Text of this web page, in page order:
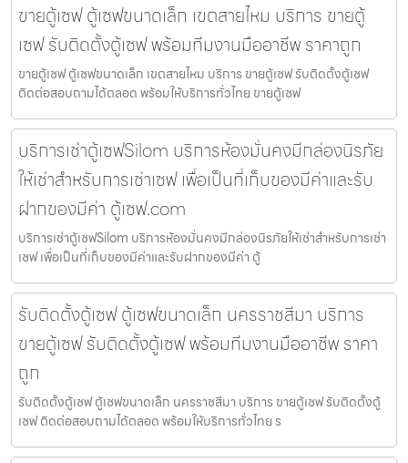
ขายตู้เซฟ ตู้เซฟขนาดเล็ก เขตสายไหม บริการ ขายตู้
เซฟ รับติดตั้งตู้เซฟ พร้อมทีมงานมืออาชีพ ราคาถูก
ขายตู้เซฟ ตู้เซฟขนาดเล็ก เขตสายไหม บริการ ขายตู้เซฟ รับติดตั้งตู้เซฟ
ติดต่อสอบถามได้ตลอด พร้อมให้บริการทั่วไทย ขายตู้เซฟ
บริการเช่าตู้เซฟSilom บริการห้องมั่นคงมีกล่องนิรภัย
ให้เช่าสำหรับการเช่าเซฟ เพื่อเป็นที่เก็บของมีค่าและรับ
ฝากของมีค่า ตู้เซฟ.com
บริการเช่าตู้เซฟSilom บริการห้องมั่นคงมีกล่องนิรภัยให้เช่าสำหรับการเช่า
เซฟ เพื่อเป็นที่เก็บของมีค่าและรับฝากของมีค่า ตู้
รับติดตั้งตู้เซฟ ตู้เซฟขนาดเล็ก นครราชสีมา บริการ
ขายตู้เซฟ รับติดตั้งตู้เซฟ พร้อมทีมงานมืออาชีพ ราคา
ถูก
รับติดตั้งตู้เซฟ ตู้เซฟขนาดเล็ก นครราชสีมา บริการ ขายตู้เซฟ รับติดตั้งตู้
เซฟ ติดต่อสอบถามได้ตลอด พร้อมให้บริการทั่วไทย ร